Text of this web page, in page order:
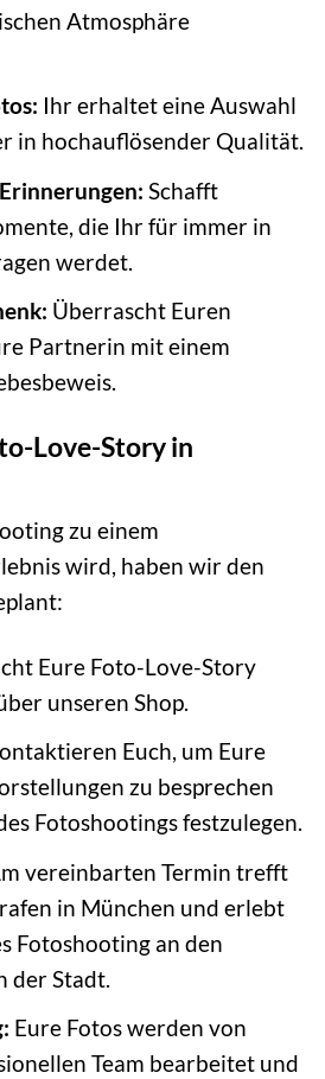
Atmosphäre
Ihr erhaltet eine Auswahl
in hochauflösender Qualität.
Schafft
die Ihr für immer in
werdet.
Überrascht Euren
Partnerin mit einem
Love-Story in
zu einem
wird, haben wir den
Eure Foto-Love-Story
unseren Shop.
Euch, um Eure
zu besprechen
Fotoshootings festzulegen.
vereinbarten Termin trefft
in München und erlebt
Fotoshooting an den
der Stadt.
Eure Fotos werden von
Team bearbeitet und